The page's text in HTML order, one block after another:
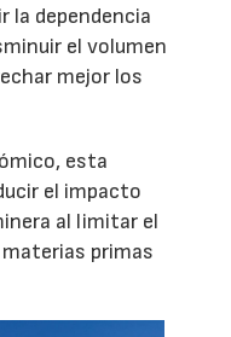
la dependencia
el volumen
mejor los
esta
el impacto
al limitar el
primas